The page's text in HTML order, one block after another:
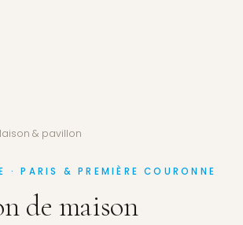
& pavillon
· PARIS & PREMIÈRE COURONNE
de maison